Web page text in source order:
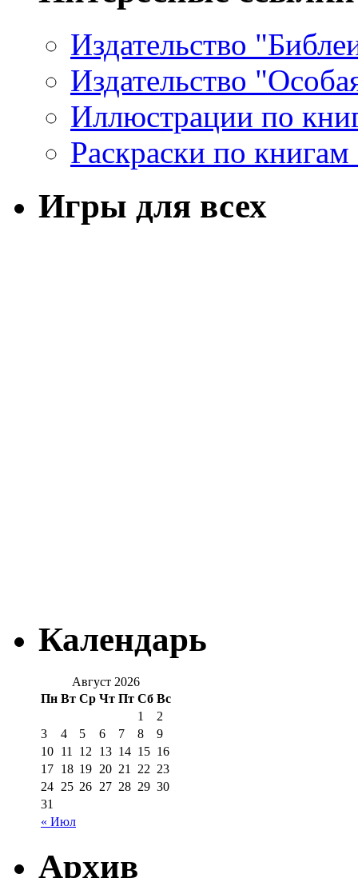
Издательство
Издательство
Иллюстрации по
Раскраски по
Игры для всех
Календарь
Август 2026
Пн Вт Ср Чт Пт Сб Вс
« Июл
1
2
3
4 5 6 7 8
9
10 11 12 13 14 15 16
17 18 19 20 21 22 23
24 25 26 27 28 29 30
31
Архив